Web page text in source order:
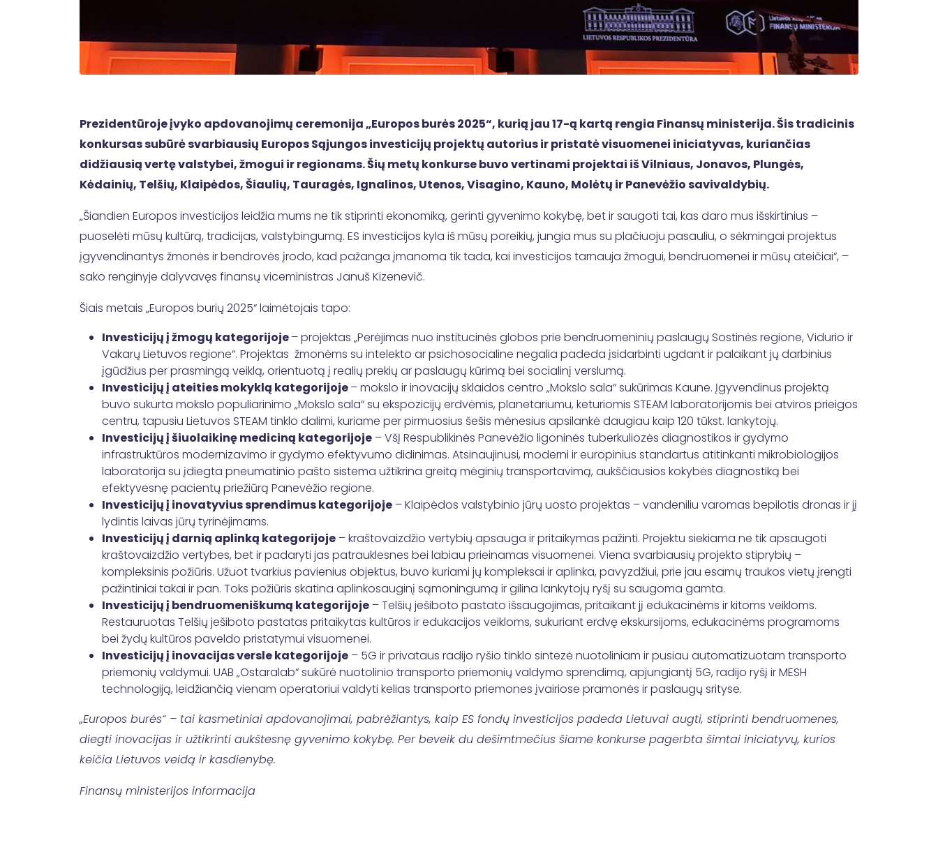
Prezidentūroje įvyko apdovanojimų ceremonija „Europos burės 2025“, kurią jau 17-ą kartą rengia Finansų ministerija. Šis tradicinis
konkursas subūrė svarbiausių Europos Sąjungos investicijų projektų autorius ir pristatė visuomenei iniciatyvas, kuriančias
didžiausią vertę valstybei, žmogui ir regionams. Šių metų konkurse buvo vertinami projektai iš Vilniaus, Jonavos, Plungės,
Kėdainių, Telšių, Klaipėdos, Šiaulių, Tauragės, Ignalinos, Utenos, Visagino, Kauno, Molėtų ir Panevėžio savivaldybių.
„Šiandien Europos investicijos leidžia mums ne tik stiprinti ekonomiką, gerinti gyvenimo kokybę, bet ir saugoti tai, kas daro mus išskirtinius –
puoselėti mūsų kultūrą, tradicijas, valstybingumą. ES investicijos kyla iš mūsų poreikių, jungia mus su plačiuoju pasauliu, o sėkmingai projektus
įgyvendinantys žmonės ir bendrovės įrodo, kad pažanga įmanoma tik tada, kai investicijos tarnauja žmogui, bendruomenei ir mūsų ateičiai“, –
sako renginyje dalyvavęs finansų viceministras Januš Kizenevič.
Šiais metais „Europos burių 2025“ laimėtojais tapo:
Investicijų į žmogų kategorijoje– projektas „Perėjimas nuo institucinės globos prie bendruomeninių paslaugų Sostinės regione, Vidurio ir
Vakarų Lietuvos regione“. Projektas žmonėms su intelekto ar psichosocialine negalia padeda įsidarbinti ugdant ir palaikant jų darbinius
įgūdžius per prasmingą veiklą, orientuotą į realių prekių ar paslaugų kūrimą bei socialinį verslumą.
Investicijų į ateities mokyklą kategorijoje– mokslo ir inovacijų sklaidos centro „Mokslo sala“ sukūrimas Kaune. Įgyvendinus projektą
buvo sukurta mokslo populiarinimo „Mokslo sala“ su ekspozicijų erdvėmis, planetariumu, keturiomis STEAM laboratorijomis bei atviros prieigos
centru, tapusiu Lietuvos STEAM tinklo dalimi, kuriame per pirmuosius šešis mėnesius apsilankė daugiau kaip 120 tūkst. lankytojų.
Investicijų į šiuolaikinę mediciną kategorijoje – VšĮ Respublikinės Panevėžio ligoninės tuberkuliozės diagnostikos ir gydymo
infrastruktūros modernizavimo ir gydymo efektyvumo didinimas. Atsinaujinusi, moderni ir europinius standartus atitinkanti mikrobiologijos
laboratorija su įdiegta pneumatinio pašto sistema užtikrina greitą mėginių transportavimą, aukščiausios kokybės diagnostiką bei
efektyvesnę pacientų priežiūrą Panevėžio regione.
Investicijų į inovatyvius sprendimus kategorijoje – Klaipėdos valstybinio jūrų uosto projektas – vandeniliu varomas bepilotis dronas ir jį
lydintis laivas jūrų tyrinėjimams.
Investicijų į darnią aplinką kategorijoje – kraštovaizdžio vertybių apsauga ir pritaikymas pažinti. Projektu siekiama ne tik apsaugoti
kraštovaizdžio vertybes, bet ir padaryti jas patrauklesnes bei labiau prieinamas visuomenei. Viena svarbiausių projekto stiprybių –
kompleksinis požiūris. Užuot tvarkius pavienius objektus, buvo kuriami jų kompleksai ir aplinka, pavyzdžiui, prie jau esamų traukos vietų įrengti
pažintiniai takai ir pan. Toks požiūris skatina aplinkosauginį sąmoningumą ir gilina lankytojų ryšį su saugoma gamta.
Investicijų į bendruomeniškumą kategorijoje – Telšių ješiboto pastato išsaugojimas, pritaikant jį edukacinėms ir kitoms veikloms.
Restauruotas Telšių ješiboto pastatas pritaikytas kultūros ir edukacijos veikloms, sukuriant erdvę ekskursijoms, edukacinėms programoms
bei žydų kultūros paveldo pristatymui visuomenei.
Investicijų į inovacijas versle kategorijoje – 5G ir privataus radijo ryšio tinklo sintezė nuotoliniam ir pusiau automatizuotam transporto
priemonių valdymui. UAB „Ostaralab“ sukūrė nuotolinio transporto priemonių valdymo sprendimą, apjungiantį 5G, radijo ryšį ir MESH
technologiją, leidžiančią vienam operatoriui valdyti kelias transporto priemones įvairiose pramonės ir paslaugų srityse.
„Europos burės“ – tai kasmetiniai apdovanojimai, pabrėžiantys, kaip ES fondų investicijos padeda Lietuvai augti, stiprinti bendruomenes,
diegti inovacijas ir užtikrinti aukštesnę gyvenimo kokybę. Per beveik du dešimtmečius šiame konkurse pagerbta šimtai iniciatyvų, kurios
keičia Lietuvos veidą ir kasdienybę.
Finansų ministerijos informacija